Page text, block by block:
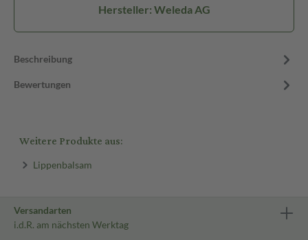
Hersteller: Weleda AG
Beschreibung
Bewertungen
Weitere Produkte aus:
Lippenbalsam
Versandarten
i.d.R. am nächsten Werktag